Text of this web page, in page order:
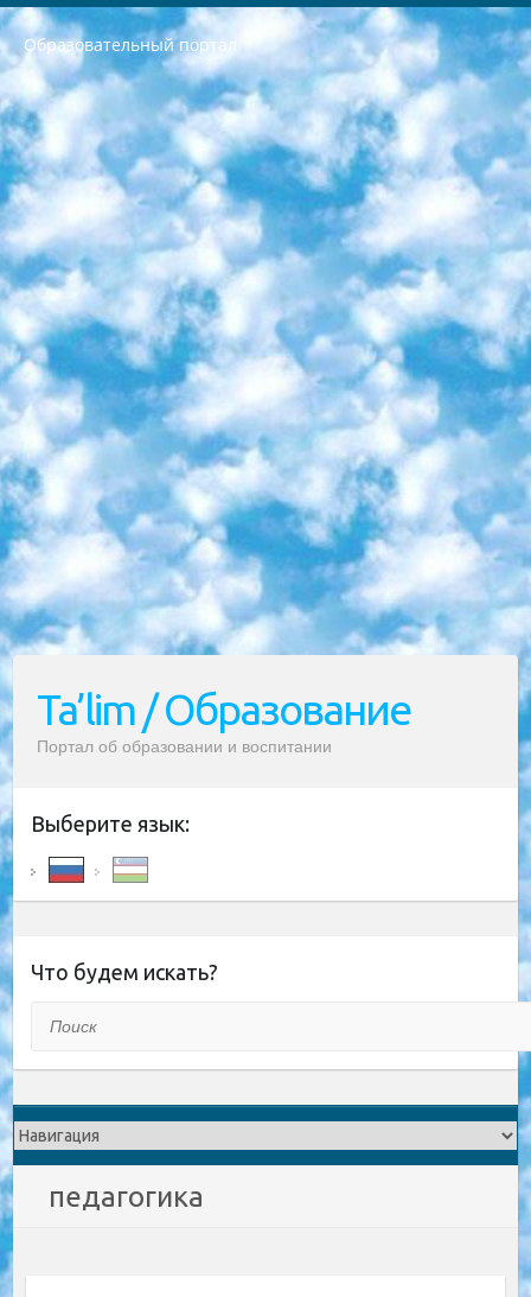
Образовательный портал
РЕСПУБЛИКА УЗБЕКИСТАН МИНИСТРЕРСТВО ДОШКОЛЬНОГО И ШКОЛЬНОГО ОБРАЗОВАНИЯ КОМАНДА в общеобразовательных учреждениях в 2023-2024 учебном году организация и проведение итоговой государственной аттестации обучающихся о Министра дошкольного и школьного образования Республики Узбекистан от 4 марта 2008 года (постановлением Минюста от 20 марта 2008 года № 1778 государственной регистрации) «Итоговое состояние учащихся общего среднего образования на основании положения об утверждении положения об аттестации общего среднего образования выпускной экзамен студентов в образовательных учреждениях в 2023-2024 учебном году В целях организации и прохождения аттестации приказываю: 1. Следующее: перечень предметов, по которым будет проводиться итоговая государственная аттестация и экзамен формы перевода согласно приложению 1; сертификаты международного образца, оценивающие уровень владения иностранными языками перечень согласно приложению 2; 2. Педагогический при специализированных образовательных учреждениях. научно-практический центр квалификации и международной оценки (Д.Давидова) 2024 г. До 25 марта: задания по предметам, по которым будет проводиться итоговая аттестация разработка и утверждение технических условий; итоговая аттестация на основании разработанного предметного задания разработка вопросов по предметам (устно и письменно), экзамен передача; общеобразовательные средние школы и специальные учебные заведения учащиеся выпускных классов школ и интернатов в агентской системе подготовка базы данных экзаменационных материалов и критериев оценки; перевод базы экзаменационных материалов на все языки обучения подать в Республиканский образовательный центр для изготовления; варианты экзаменов на основе разработанных контрольных материалов пусть будут поставлены задачи формирования. 3. Республиканский образовательный центр (Ш.Худайкулов) до 5 апреля 2024 года. до: база данных предоставленных экзаменационных материалов на все языки обучения перевод и экспертиза; для слепых, слабовидящих, глухих, слабослышащих и умственно отсталых детей учащиеся выпускных классов специализированных школ и школ-интернатов база данных экзаменационных материалов на всех преподаваемых языках подготовка критериев оценки; специализированные школы для умственно отсталых детей и технологии для учащихся выпускных классов школ-интернатов разработка соответствующих рекомендаций и критериев проведения ЕГЭ по естествознанию давать задания. 4. Педагогический при специализированных образовательных учреждениях. Научно-практический центр навыков и международной оценки (Д.Давидова), Республика образовательный центр (Худайкулов Ш.) итоговый государственный аттестационный экзамен ориентирован на творческое и логическое мышление при подготовке базы материалов учитывать введение заданий. 5. Следует отметить, что: сертификат государственного образца о знании общеобразовательного предмета и как минимум национальный уровень B1 по предметам на иностранных языках, указанным в Приложении 2. или международно признанный сертификат эквивалентного уровня студенты, изучающие определенный предмет, освобождаются от экзамена; по соответствующим предметам запланирована итоговая государственная аттестация за день до дня, путем жеребьевки Рабочей группой (в письменной форме по предметам, проводимым в форме) из числа сформированных вариантов выбрано 2 варианта; 2 выбранных варианта экзамена анонсированы на официальном сайте министерства и все выпускники по всей стране на основе этих вариантов проводит итоговую государственную аттестацию. 6. Государственное образование учащихся средних общеобразовательных учреждений. знания в соответствии с квалификационными требованиями, которые необходимо приобрести на основании стандартов итоговый (выпускной) контроль для 9 и 11 классов в целях тестирования Экзамены (далее – экзамены) состоят из предметов, перечисленных в приложении 1. будет сделано. 7. Экзамены пройдут с 26 мая по 15 июня 2024 г. (кроме науки физического воспитания). 8. Физическая для учащихся 9 классов общесредних образовательных учреждений. Экзамены по предмету «Образование, квалификация медицина» 1-6 мая 2024 года. сотрудники перевести под присмотр (с отклонениями в физическом или умственном развитии) специализированная школа для детей, школы-интернаты и со сколиозом школы-интернаты санаторного типа для больных детей исключены). 9. Он был слепым, слабовидящим и имел нарушения опорно-двигательного аппарата. экзамены в специализированных школах и интернатах для детей должны проводиться исходя из требований, предъявляемых к общеобразовательным учреждениям (физкультура кроме науки). 10. Специализированная школа для глухих и слабослышащих детей. и экзамены в интернатах и быть реализован в виде письменного теста по математике. 11. Специальность для умственно отсталых детей. Для 9 класса Родной язык и литературное письмо Государственный язык (язык обучения – узбекский). для неклассов) написано Математическое письмо Письменная/устная история Узбекистана Физическое воспитание практично Итоговый контроль Для 11 класса Написание родного языка и литературы (эссе) Математическое письмо Узбекский язык (обучение на узбекском языке) не посещающее общее среднее образование для учреждений)/Образовательное учреждение выбор письменный и устный Иностранный язык письменный/устный Письменная/устная история Узбекистана *По выбору студента:  Химия  Физика  Основы государственного права  География 10 бесплатных образовательных ресурсов - Мы составили подборку онлайн-проектов с интерактивными упражнениями, видеолекциями и статьями. Они помогут вам обрести новые и освежить старые знания бесплатно. 1. «ИНТУИТ» Старейшая образовательная площадка Рунета. Здесь вы найдёте сотни текстовых и видеокурсов на десятки различных тем — от программирования до психологии. Многие курсы подготовлены российскими университетами и крупными международными компаниями вроде Intel и Microsoft. Самостоятельное обучение бесплатное, но желающие могут оплатить услуги персональных наставников. 2. «Смартия» знакомит с актуальными профессиями и подсказывает, как им обучаться. Выбрав заинтересовавшую вас специальность — SMM-специалист, фотограф, веб-дизайнер или другую, — увидите список необходимых для неё умений. Чтобы вы могли освоить их самостоятельно, для каждого умения площадка отображает подборку ссылок на учебные материалы. Хотя «Смартия» ориентируется на русскоязычную аудиторию, часть контента всё же доступна только на английском. 3. «Лекторий Физтеха» Проект Московского физико-технического института (Физтеха). С его помощью вы можете смотреть онлайн серии лекций, записанные на видео в этом вузе. В числе доступных предметов — физика, биология, химия, информационные технологии и другие. К некоторым лекциям администрация ресурса прилагает готовые конспекты, которые можно скачивать в PDF-формате. 4. ITMOcourses Онлайн-площадка Санкт-Петербургского национального исследовательского университета информационных технологий, механики и оптики (ИТМО). Ресурс предоставляет свободный доступ к курсам, разработанным в этом вузе. Каталог материалов разбит на четыре категории: «Оптические системы и технологии», «Приборостроение и робототехника», «Информационные технологии» и «Биотехнологии». Курсы состоят из видеолекций, интерактивных демонстраций и заданий. 5. «КиберЛенинка» Электронная научная библиотека открытого доступа. Каталог площадки регулярно обрастает текстами статей из различных научных изданий. Сгруппированные по журналам и рубрикам публикации можно читать онлайн или скачивать целиком в PDF-формате. Проект нацелен на популяризацию науки за счёт открытого доступа к качественной информации. 6. «ПостНаука» На этом ресурсе публикуют подборки видеолекций, составленные экспертами из разных отраслей и объединённые общими темами. Среди них, к примеру, есть серии «Биоинформатика и геномика», «Культура средневековой Скандинавии» и Cinema Studies о теории кино. Каждая подборка лекций — логически связанная история, рассказанная экспертом от первого лица. Кроме того, на сайте появляются научно-образовательные статьи и тесты на разные темы. 7. «Newочём» Команда проекта «Newочём» отбирает самые интересные тексты из англоязычных СМИ и переводит те из них, за которые голосуют участники сообщества «ВКонтакте». По большей части это научно-популярные статьи. Редакторы придумывают лишь заголовки, в остальном содержание переводов соответствует оригиналам. Полные тексты можно читать прямо в социальной сети. 8. InternetUrok Онлайн-база материалов по основным дисциплинам школьной программы. Информация на сайте структурирована по классам, предметам и темам (урокам). Каждый урок состоит из видеолекций и конспектов. Есть также интерактивные тренажёры и тесты для закрепления пройденного материала. Даже если вы давно окончили школу, возможность повторить программу старших классов всегда может пригодиться. 9. Edutainme Ещё один ресурс об образовании. В отличие от Newtonew, как мне кажется, Edutainme больше ориентируется на представителей индустрии: педагогов, предпринимателей, разработчиков образовательных проектов. Но и любой, кто просто стремится к саморазвитию, найдёт на сайте много полезного и интересного для себя. Например, информацию о новых курсах и образовательных сервисах. 10. Newtonew Онлайн-медиа об образовании и обучении в широком смысле. Авторы Newtonew пишут об инструментах, заведениях, тактиках и стратегиях, которые помогают учить других и получать новые знания самостоятельно. На этой площадке вы найдёте новости, обзоры, аналитические мат
Ta’lim / Образование
Портал об образовании и воспитании
Выберите язык:
Что будем искать?
педагогика